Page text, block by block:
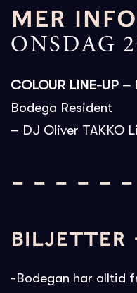
MER
ONSDAG
COLOUR LINE-UP –
Bodega Resident
– DJ Oliver TAKKO
– – – – – –
BILJETTER
-Bodegan har alltid